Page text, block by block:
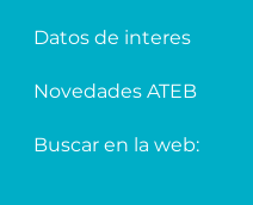
Datos de interes
Novedades ATEB
Buscar en la web: